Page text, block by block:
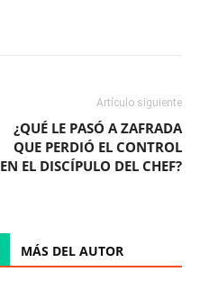
Artículo siguiente
¿QUÉ LE PASÓ A ZAFRADA
QUE PERDIÓ EL CONTROL
EN EL DISCÍPULO DEL CHEF?
MÁS DEL AUTOR